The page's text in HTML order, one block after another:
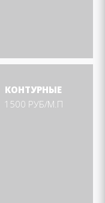
КОНТУРНЫЕ
1500 РУБ/М.П